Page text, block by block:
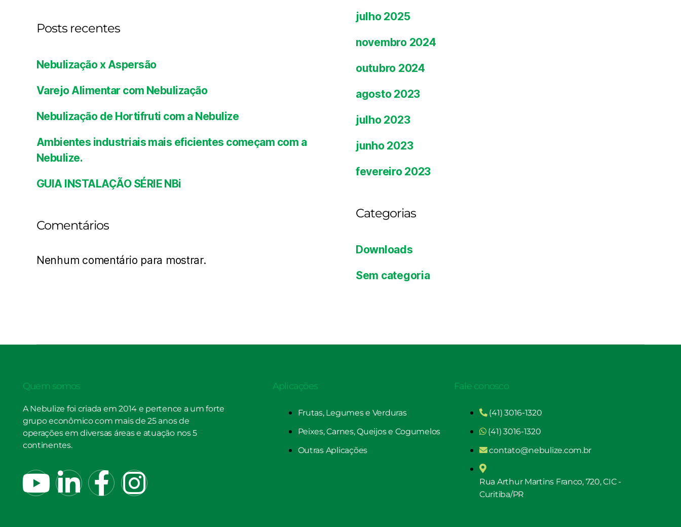
Posts recentes
Nebulização x Aspersão
Varejo Alimentar com Nebulização
Nebulização de Hortifruti com a Nebulize
Ambientes industriais mais eficientes começam com a
Nebulize.
GUIA INSTALAÇÃO SÉRIE NBi
Comentários
Nenhum comentário para mostrar.
julho 2025
novembro 2024
outubro 2024
agosto 2023
julho 2023
junho 2023
fevereiro 2023
Categorias
Downloads
Sem categoria
Quem somos
A Nebulize foi criada em 2014 e pertence a um forte
grupo econômico com mais de 25 anos de
operações em diversas áreas e atuação nos 5
continentes.
Aplicações
Frutas, Legumes e Verduras
Peixes, Carnes, Queijos e Cogumelos
Outras Aplicações
Fale conosco
(41) 3016-1320
(41) 3016-1320
contato@nebulize.com.br
Rua Arthur Martins Franco, 720, CIC -
Curitiba/PR